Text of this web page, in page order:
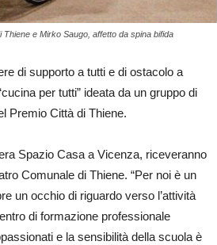
e Mirko Saugo, affetto da spina bifida
di supporto a tutti e di ostacolo a
per tutti” ideata da un gruppo di
Premio Città di Thiene.
Spazio Casa a Vicenza, riceveranno
Comunale di Thiene. “Per noi è un
un occhio di riguardo verso l’attività
di formazione professionale
e la sensibilità della scuola è